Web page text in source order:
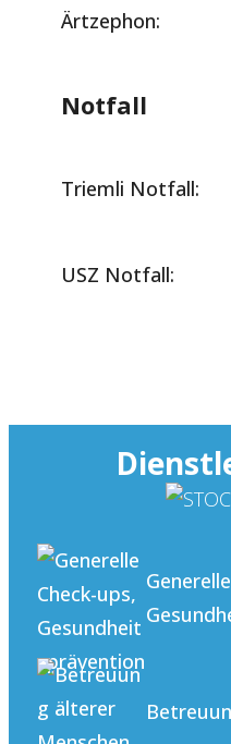
Ärtzephon:
Notfall
Triemli Notfall:
USZ Notfall: